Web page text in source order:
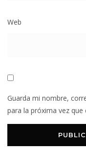
Web
Guarda mi nombre,
para la próxima vez que